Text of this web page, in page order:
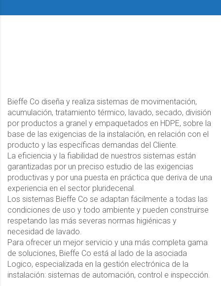
Bieffe Co diseña y realiza sistemas de movimentación,
acumulación, tratamiento térmico, lavado, secado, división
por productos a granel y empaquetados en HDPE, sobre la
base de las exigencias de la instalación, en relación con el
producto y las específicas demandas del Cliente.
La eficiencia y la fiabilidad de nuestros sistemas están
garantizadas por un preciso estudio de las exigencias
productivas y por una puesta en práctica que deriva de una
experiencia en el sector pluridecenal.
Los sistemas Bieffe Co se adaptan fácilmente a todas las
condiciones de uso y todo ambiente y pueden construirse
respetando las más severas normas higiénicas y
necesidad de lavado.
Para ofrecer un mejor servicio y una más completa gama
de soluciones, Bieffe Co está al lado de la asociada
Logico, especializada en la gestión electrónica de la
instalación: sistemas de automación, control e inspección.